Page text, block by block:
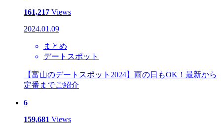
161,217 Views
2024.01.09
まとめ
デートスポット
【富山のデートスポット2024】雨の日もOK！最新から
定番までご紹介
6
159,681 Views